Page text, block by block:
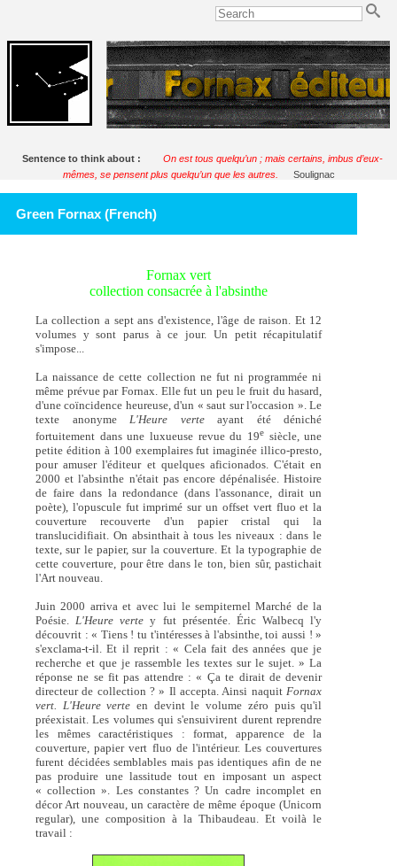
Sentence to think about :
On est tous quelqu’un ; mais certains, imbus d’eux-
mêmes, se pensent plus quelqu’un que les autres.
Soulignac
Green Fornax (French)
Fornax vert
collection consacrée à l'absinthe
La collection a sept ans d'existence, l'âge de raison. Et 12
volumes y sont parus à ce jour. Un petit récapitulatif
s'impose...
La naissance de cette collection ne fut ni programmée ni
même prévue par Fornax. Elle fut un peu le fruit du hasard,
d'une coïncidence heureuse, d'un « saut sur l'occasion ». Le
texte anonyme L'Heure verteayant été déniché
fortuitement dans une luxueuse revue du 19esiècle, une
petite édition à 100 exemplaires fut imaginée illico-presto,
pour amuser l'éditeur et quelques aficionados. C'était en
2000 et l'absinthe n'était pas encore dépénalisée. Histoire
de faire dans la redondance (dans l'assonance, dirait un
poète), l'opuscule fut imprimé sur un offset vert fluo et la
couverture recouverte d'un papier cristal qui la
translucidifiait. On absinthait à tous les niveaux : dans le
texte, sur le papier, sur la couverture. Et la typographie de
cette couverture, pour être dans le ton, bien sûr, pastichait
l'Art nouveau.
Juin 2000 arriva et avec lui le sempiternel Marché de la
Poésie.L'Heure verte y fut présentée. Éric Walbecq l'y
découvrit : « Tiens ! tu t'intéresses à l'absinthe, toi aussi ! »
s'exclama-t-il. Et il reprit : « Cela fait des années que je
recherche et que je rassemble les textes sur le sujet. » La
réponse ne se fit pas attendre : « Ça te dirait de devenir
directeur de collection ? » Il accepta. Ainsi naquitFornax
vert. L'Heure verte en devint le volume zéro puis qu'il
préexistait. Les volumes qui s'ensuivirent durent reprendre
les mêmes caractéristiques : format, apparence de la
couverture, papier vert fluo de l'intérieur. Les couvertures
furent décidées semblables mais pas identiques afin de ne
pas produire une lassitude tout en imposant un aspect
« collection ». Les constantes ? Un cadre incomplet en
décor Art nouveau, un caractère de même époque (Unicorn
regular), une composition à la Thibaudeau. Et voilà le
travail :